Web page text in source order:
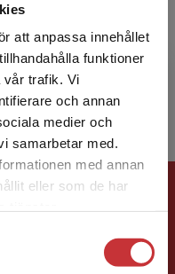
att anpassa innehållet
funktioner
vår trafik. Vi
och annan
medier och
samarbetar med.
med annan
eller som de har
utanför Sverige.
Sverige. För
och
vid Lunds
vid University of